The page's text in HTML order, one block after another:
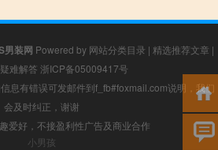
男装网 Powered by 网站分类目录 | 精选推荐文章 |
疑难解答 浙ICP备05009417号
息有错误可发邮件到f_fb#foxmail.com说明，我们
会及时纠正，谢谢
爱好，不接盈利性广告及商业合作
小男孩